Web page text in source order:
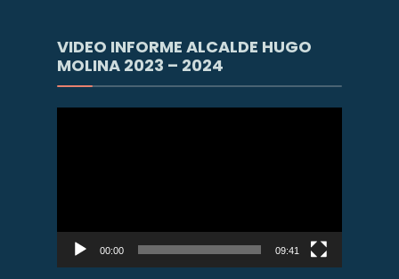
VIDEO INFORME ALCALDE HUGO
MOLINA 2023 – 2024
00:00 09:41